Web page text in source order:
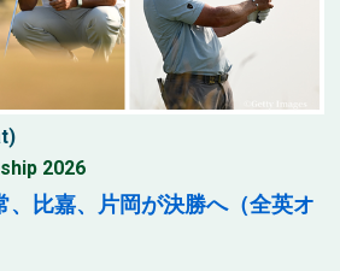
2026
、比嘉、片岡が決勝へ（全英オ